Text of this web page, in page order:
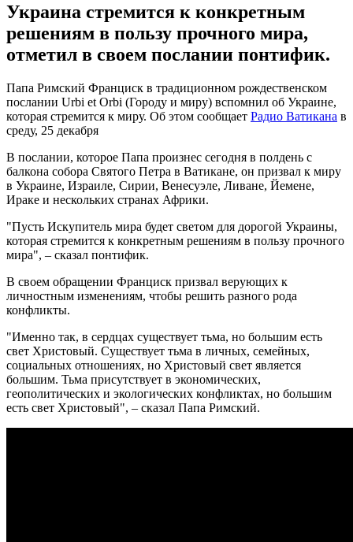
Украина стремится к конкретным
решениям в пользу прочного мира,
отметил в своем послании понтифик.
Папа Римский Франциск в традиционном рождественском
послании Urbi et Orbi (Городу и миру) вспомнил об Украине,
которая стремится к миру. Об этом сообщает Радио Ватикана в
среду, 25 декабря
В послании, которое Папа произнес сегодня в полдень с
балкона собора Святого Петра в Ватикане, он призвал к миру
в Украине, Израиле, Сирии, Венесуэле, Ливане, Йемене,
Ираке и нескольких странах Африки.
"Пусть Искупитель мира будет светом для дорогой Украины,
которая стремится к конкретным решениям в пользу прочного
мира", – сказал понтифик.
В своем обращении Франциск призвал верующих к
личностным изменениям, чтобы решить разного рода
конфликты.
"Именно так, в сердцах существует тьма, но большим есть
свет Христовый. Существует тьма в личных, семейных,
социальных отношениях, но Христовый свет является
большим. Тьма присутствует в экономических,
геополитических и экологических конфликтах, но большим
есть свет Христовый", – сказал Папа Римский.